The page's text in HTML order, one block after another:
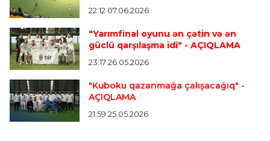
Neapolda Maradonanın adını daşıyan yeni
stadion tikiləcək
Avroliqa 23:23 06.08.2026
"Reyncers" uduzdu, ÇSKA-dan inamlı qələbə
22:12 07.06.2026
"Yarımfinal oyunu ən çətin və ən
güclü qarşılaşma idi" - AÇIQLAMA
23:17 26.05.2026
"Kuboku qazanmağa çalışacağıq" -
AÇIQLAMA
21:59 25.05.2026